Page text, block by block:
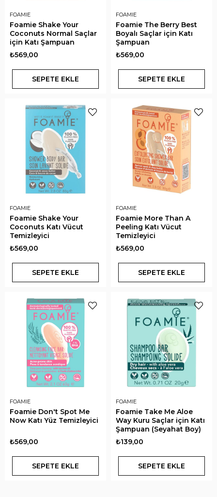
FOAMIE
Foamie Shake Your
Coconuts Normal Saçlar
için Katı Şampuan
₺569,00
SEPETE EKLE
FOAMIE
Foamie The Berry Best
Boyalı Saçlar için Katı
Şampuan
₺569,00
SEPETE EKLE
FOAMIE
Foamie Shake Your
Coconuts Katı Vücut
Temizleyici
₺569,00
SEPETE EKLE
FOAMIE
Foamie More Than A
Peeling Katı Vücut
Temizleyici
₺569,00
SEPETE EKLE
FOAMIE
Foamie Don't Spot Me
Now Katı Yüz Temizleyici
₺569,00
SEPETE EKLE
FOAMIE
Foamie Take Me Aloe
Way Kuru Saçlar için Katı
Şampuan (Seyahat Boy)
₺139,00
SEPETE EKLE